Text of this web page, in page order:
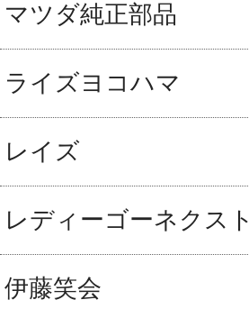
マツダ純正部品
ライズヨコハマ
レイズ
レディーゴーネクスト
伊藤笑会